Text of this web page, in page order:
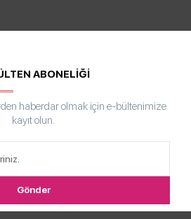
ABONELİĞİ
haberdar olmak için e-bültenimize
kayıt olun.